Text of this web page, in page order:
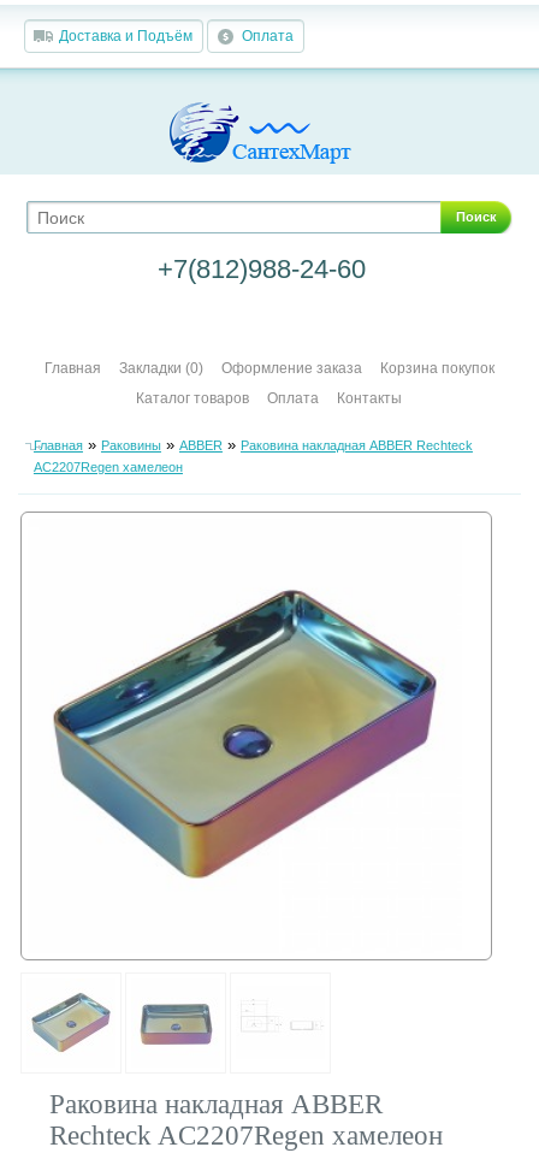
Доставка и Подъём Оплата
Поиск
+7(812)988-24-60
Главная Закладки (0) Оформление заказа
Корзина покупок
Каталог товаров
Оплата Контакты
Главная» Раковины» ABBER» Раковина накладная ABBER Rechteck
AC2207Regen хамелеон
Раковина накладная ABBER
Rechteck AC2207Regen хамелеон